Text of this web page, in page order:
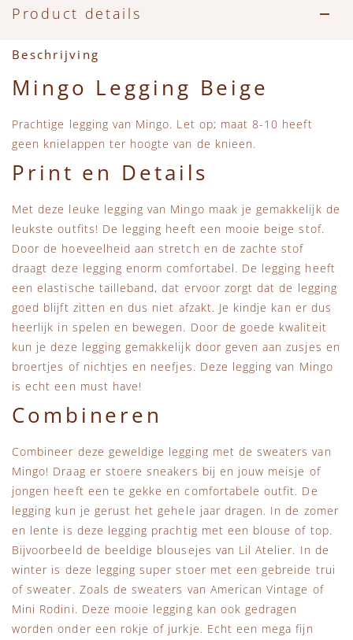
Accessoires
Zwemkleding
Zwemkleding
Feestkleding
Speelgoed
Beren, Speendoekjes en Knuffeldoekjes
Tassen
Verzorgingsproducten
Beren
MarMar Copenhagen
Mini Rodini
+1 in the family
New Balance
Piupiuchick
Play Up
Sproet & Sprout
Tiny Cottons
Product details
Beschrijving
Mingo Legging Beige
Prachtige legging van Mingo. Let op; maat 8-10 heeft
geen knielappen ter hoogte van de knieen.
Print en Details
Met deze leuke legging van Mingo maak je gemakkelijk de
leukste outfits! De legging heeft een mooie beige stof.
Door de hoeveelheid aan stretch en de zachte stof
draagt deze legging enorm comfortabel. De legging heeft
een elastische tailleband, dat ervoor zorgt dat de legging
goed blijft zitten en dus niet afzakt. Je kindje kan er dus
heerlijk in spelen en bewegen. Door de goede kwaliteit
kun je deze legging gemakkelijk door geven aan zusjes en
broertjes of nichtjes en neefjes. Deze legging van Mingo
is echt een must have!
Combineren
Combineer deze geweldige legging met de sweaters van
Mingo! Draag er stoere sneakers bij en jouw meisje of
jongen heeft een te gekke en comfortabele outfit. De
legging kun je gerust het gehele jaar dragen. In de zomer
en lente is deze legging prachtig met een blouse of top.
Bijvoorbeeld de beeldige blousejes van Lil Atelier. In de
winter is deze legging super stoer met een gebreide trui
of sweater. Zoals de sweaters van American Vintage of
Mini Rodini. Deze mooie legging kan ook gedragen
worden onder een rokje of jurkje. Echt een mega fijn